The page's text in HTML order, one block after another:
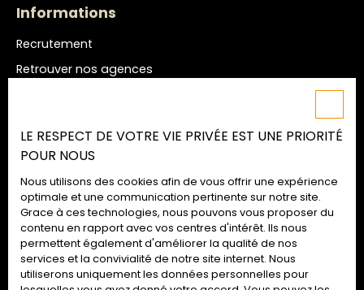
Informations
Recrutement
Retrouver nos agences
Politique de confidentialité
Gérer les cookies
Propulsé par
LE RESPECT DE VOTRE VIE PRIVÉE EST UNE PRIORITÉ
POUR NOUS
Nous utilisons des cookies afin de vous offrir une expérience
optimale et une communication pertinente sur notre site.
Grace à ces technologies, nous pouvons vous proposer du
contenu en rapport avec vos centres d'intérêt. Ils nous
permettent également d'améliorer la qualité de nos
services et la convivialité de notre site internet. Nous
utiliserons uniquement les données personnelles pour